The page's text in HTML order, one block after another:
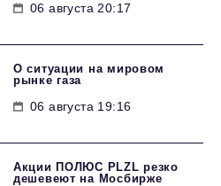
06 августа 20:17
О ситуации на мировом
рынке газа
06 августа 19:16
Акции ПОЛЮС PLZL резко
дешевеют на Мосбирже